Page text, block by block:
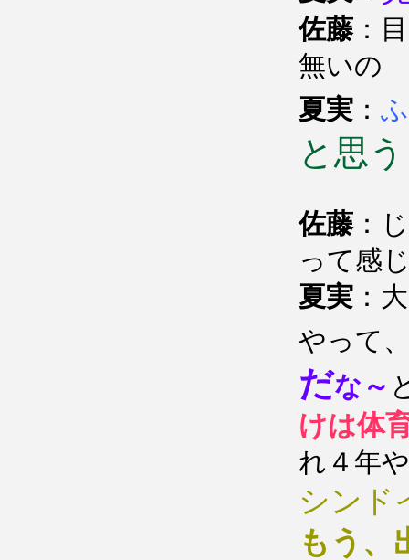
佐藤：
無いの
夏実 ：
と思う
佐藤：
って感
夏実 ：
やって
だな～
けは体
れ４年
シンド
もう、